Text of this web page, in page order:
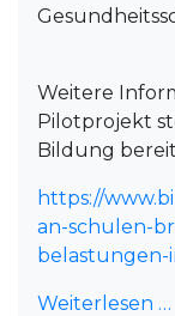
Weitere
Pilotprojekt
Bildung
https://
an-schulen-
Weiterlesen …